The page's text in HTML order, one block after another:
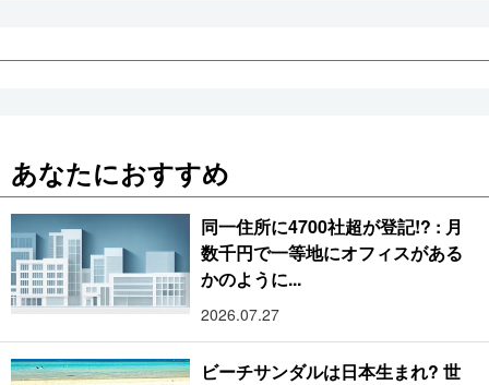
あなたにおすすめ
同一住所に4700社超が登記!? : 月
数千円で一等地にオフィスがある
かのように...
2026.07.27
ビーチサンダルは日本生まれ? 世